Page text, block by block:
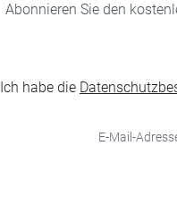
Abonnieren Sie den
Ich habe die